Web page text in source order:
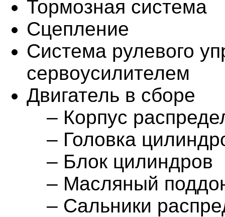
Тормозная система
Сцепление
Система рулевого
сервоусилителем
Двигатель в сборе
– Корпус
– Головка
– Блок цилиндров
– Масляный
– Сальники